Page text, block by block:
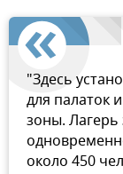
"Здесь
для палаток
зоны.
около 450